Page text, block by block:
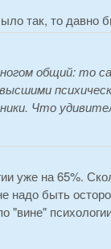
так, то
общий: то
Что
уже на 65%.
надо быть
"вине"